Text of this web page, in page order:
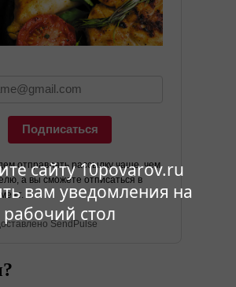
сайту 10povarov.ru
вам уведомления на
рабочий стол
Подписаться
отправлять рассылку чаще, чем
а вы сможете отписаться в
SendPulse